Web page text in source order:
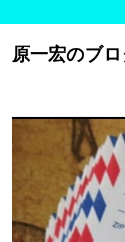
テ
ン
ッ
原一宏のブ